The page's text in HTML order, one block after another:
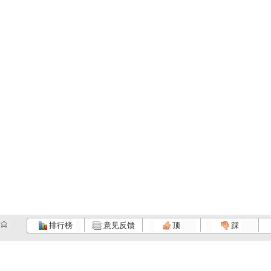
排行榜 意见反馈 顶 踩